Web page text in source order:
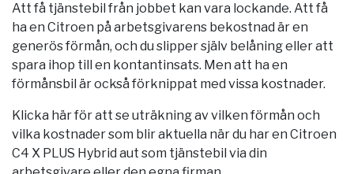
Att få tjänstebil från jobbet kan vara lockande. Att få
ha en Citroen på arbetsgivarens bekostnad är en
generös förmån, och du slipper själv belåning eller att
spara ihop till en kontantinsats. Men att ha en
förmånsbil är också förknippat med vissa kostnader.
Klicka här för att se uträkning av vilken förmån och
vilka kostnader som blir aktuella när du har en Citroen
C4 X PLUS Hybrid aut som tjänstebil via din